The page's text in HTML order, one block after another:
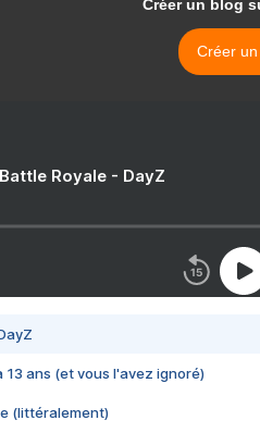
Créer un blog
Créer
Royale - DayZ
13 ans (et vous l'avez ignoré)
(littéralement)